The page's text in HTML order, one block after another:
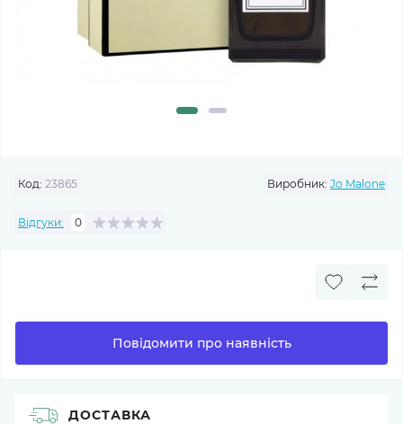
Код: 23865 Виробник: Jo Malone
Відгуки: 0
Повідомити про наявність
ДОСТАВКА